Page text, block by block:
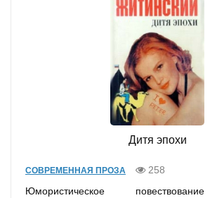
Дитя эпохи
СОВРЕМЕННАЯ ПРОЗА
258
Юмористическое